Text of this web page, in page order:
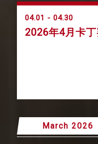
04.01 - 04.30
2026年4月卡
March 2026